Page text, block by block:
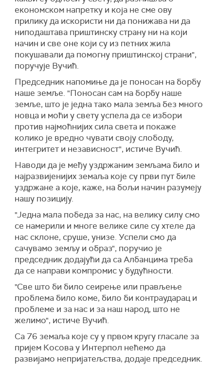
економском напретку и која не сме ову
прилику да искористи ни да понижава ни да
ниподаштава приштинску страну ни на који
начин и све оне који су из петних жила
покушавали да помогну приштинској страни",
поручује Вучић.
Председник напомиње да је поносан на борбу
наше земље. "Поносан сам на борбу наше
земље, што је једна тако мала земља без много
новца и моћи у свету успела да се избори
против најмоћнијих сила света и покаже
колико је вредно чувати своју слободу,
интегритет и независност", истиче Вучић.
Наводи да је међу уздржаним земљама било и
најразвијенијих земаља које су први пут биле
уздржане а које, каже, на бољи начин разумеју
нашу позицију.
"Једна мала победа за нас, на велику силу смо
се намерили и многе велике силе су хтеле да
нас склоне, сруше, унизе. Успели смо да
сачувамо земљу и образ", поручио је
председник додајући да са Албанцима треба
да се направи компромис у будућности.
"Све што би било сеирење или прављење
проблема било коме, било би контраударац и
проблеме и за нас и за наш народ, што не
желимо", истиче Вучић.
Са 76 земаља које су у првом кругу гласале за
пријем Косова у Интерпол нећемо да
развијамо непријатељства, додаје председник.